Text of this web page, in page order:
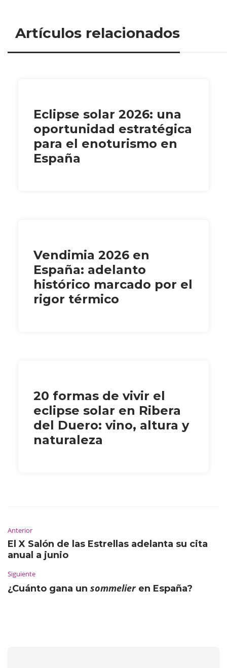
Artículos relacionados
Eclipse solar 2026: una
oportunidad estratégica
para el enoturismo en
España
Vendimia 2026 en
España: adelanto
histórico marcado por el
rigor térmico
20 formas de vivir el
eclipse solar en Ribera
del Duero: vino, altura y
naturaleza
Anterior
El X Salón de las Estrellas adelanta su cita
anual a junio
Siguiente
¿Cuánto gana un sommelieren España?